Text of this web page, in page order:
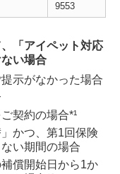
9553
「アイペット対応
い場合
示がなかった場合
契約の場合*¹
かつ、第1回保険
い期間の場合
償開始日から1か